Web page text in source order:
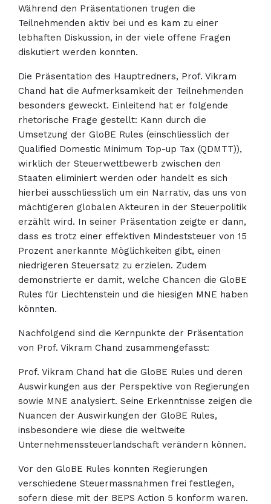
Während den Präsentationen trugen die
Teilnehmenden aktiv bei und es kam zu einer
lebhaften Diskussion, in der viele offene Fragen
diskutiert werden konnten.
Die Präsentation des Hauptredners, Prof. Vikram
Chand hat die Aufmerksamkeit der Teilnehmenden
besonders geweckt. Einleitend hat er folgende
rhetorische Frage gestellt: Kann durch die
Umsetzung der GloBE Rules (einschliesslich der
Qualified Domestic Minimum Top-up Tax (QDMTT)),
wirklich der Steuerwettbewerb zwischen den
Staaten eliminiert werden oder handelt es sich
hierbei ausschliesslich um ein Narrativ, das uns von
mächtigeren globalen Akteuren in der Steuerpolitik
erzählt wird. In seiner Präsentation zeigte er dann,
dass es trotz einer effektiven Mindeststeuer von 15
Prozent anerkannte Möglichkeiten gibt, einen
niedrigeren Steuersatz zu erzielen. Zudem
demonstrierte er damit, welche Chancen die GloBE
Rules für Liechtenstein und die hiesigen MNE haben
könnten.
Nachfolgend sind die Kernpunkte der Präsentation
von Prof. Vikram Chand zusammengefasst:
Prof. Vikram Chand hat die GloBE Rules und deren
Auswirkungen aus der Perspektive von Regierungen
sowie MNE analysiert. Seine Erkenntnisse zeigen die
Nuancen der Auswirkungen der GloBE Rules,
insbesondere wie diese die weltweite
Unternehmenssteuerlandschaft verändern können.
Vor den GloBE Rules konnten Regierungen
verschiedene Steuermassnahmen frei festlegen,
sofern diese mit der BEPS Action 5 konform waren.